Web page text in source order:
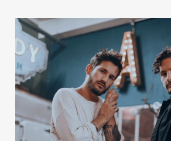
Home
Cover Story
Publicidad